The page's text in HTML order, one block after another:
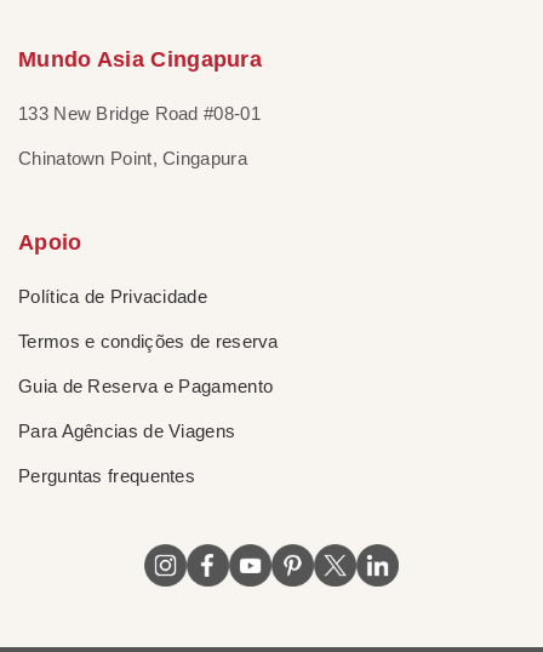
Mundo Asia Cingapura
133 New Bridge Road #08-01
Chinatown Point, Cingapura
Apoio
Política de Privacidade
Termos e condições de reserva
Guia de Reserva e Pagamento
Para Agências de Viagens
Perguntas frequentes